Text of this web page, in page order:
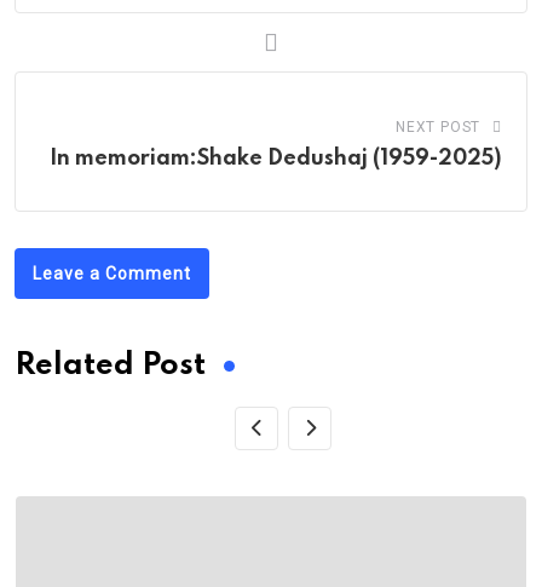
NEXT POST
In memoriam:Shake Dedushaj (1959-2025)
Leave a Comment
Related Post